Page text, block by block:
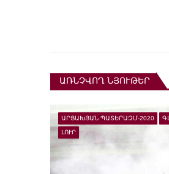
ԱՌՆՉՎՈՂ ՆՅՈՒԹԵՐ
ԱՐՑԱԽՅԱՆ ՊԱՏԵՐԱԶՄ-2020
ԼՈՒՐ